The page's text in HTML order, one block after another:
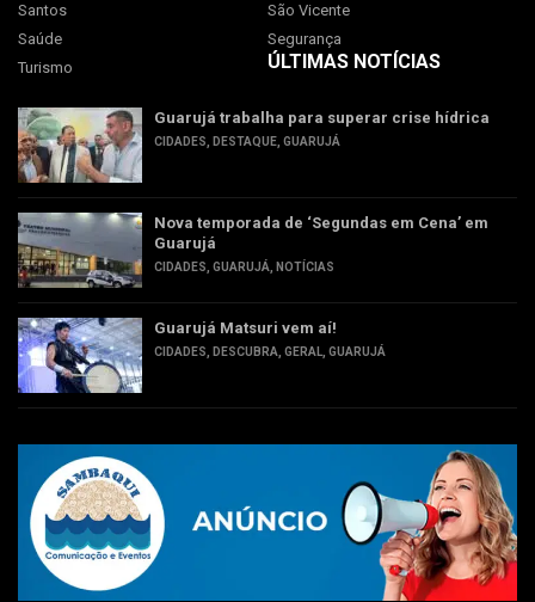
Santos
São Vicente
Saúde
Segurança
Turismo
ÚLTIMAS NOTÍCIAS
Guarujá trabalha para superar crise hídrica
CIDADES DESTAQUE GUARUJÁ
Nova temporada de ‘Segundas em Cena’ em
Guarujá
CIDADES GUARUJÁ NOTÍCIAS
Guarujá Matsuri vem aí!
CIDADES DESCUBRA GERAL GUARUJÁ